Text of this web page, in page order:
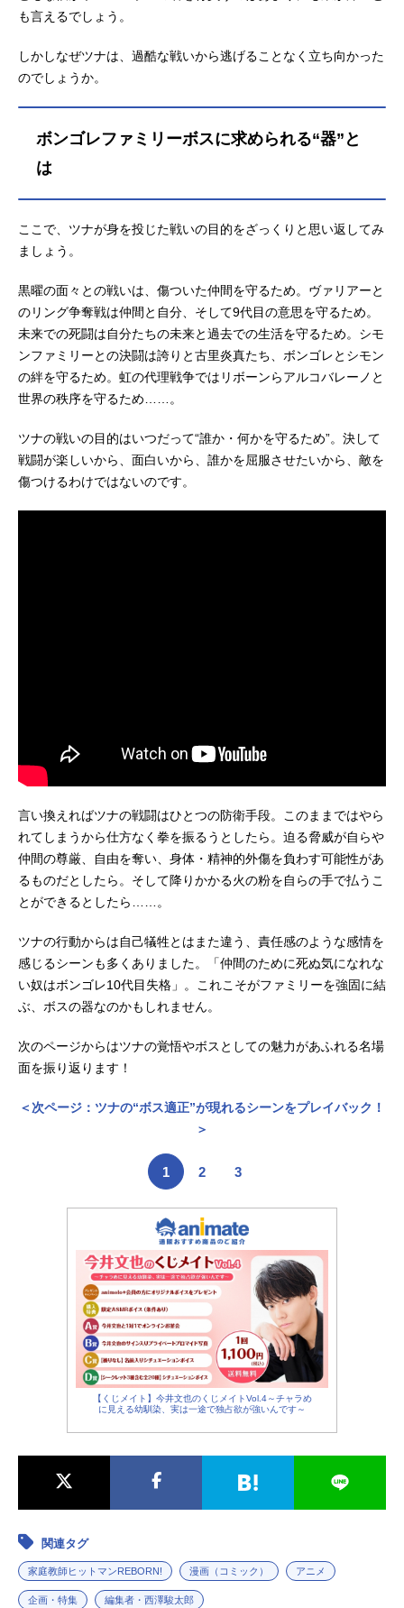
代以降勢力を拡大。現在はイタリア
吉（ツナ）をボスに据えた10代目ボ
者で形成されています。ちなみにツ
ことを拒んでいますが、他のボス候
て、最有力候補の一角に。ボンゴレ
Ⅸ世の采配により、家庭教師（かて
した。10代目ボンゴレファミリーPV
沢田綱吉10代目ボンゴレファミリー
のボ...
も言えるでしょう。
しかしなぜツナは、過酷な戦いから逃げることなく立ち向かった
のでしょうか。
ボンゴレファミリーボスに求められる“器”と
は
ここで、ツナが身を投じた戦いの目的をざっくりと思い返してみ
ましょう。
黒曜の面々との戦いは、傷ついた仲間を守るため。ヴァリアーと
のリング争奪戦は仲間と自分、そして9代目の意思を守るため。
未来での死闘は自分たちの未来と過去での生活を守るため。シモ
ンファミリーとの決闘は誇りと古里炎真たち、ボンゴレとシモン
の絆を守るため。虹の代理戦争ではリボーンらアルコバレーノと
世界の秩序を守るため……。
ツナの戦いの目的はいつだって“誰か・何かを守るため”。決して
戦闘が楽しいから、面白いから、誰かを屈服させたいから、敵を
傷つけるわけではないのです。
言い換えればツナの戦闘はひとつの防衛手段。このままではやら
れてしまうから仕方なく拳を振るうとしたら。迫る脅威が自らや
仲間の尊厳、自由を奪い、身体・精神的外傷を負わす可能性があ
るものだとしたら。そして降りかかる火の粉を自らの手で払うこ
とができるとしたら……。
ツナの行動からは自己犠牲とはまた違う、責任感のような感情を
感じるシーンも多くありました。「仲間のために死ぬ気になれな
い奴はボンゴレ10代目失格」。これこそがファミリーを強固に結
ぶ、ボスの器なのかもしれません。
次のページからはツナの覚悟やボスとしての魅力があふれる名場
面を振り返ります！
＜次ページ：ツナの“ボス適正”が現れるシーンをプレイバック！
＞
1 2 3
【くじメイト】今井文也のくじメイトVol.4～チャラめ
に見える幼馴染、実は一途で独占欲が強いんです～
関連タグ
家庭教師ヒットマンREBORN! 漫画（コミック） アニメ
企画・特集 編集者・西澤駿太郎